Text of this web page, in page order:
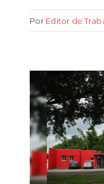
Por Editor de